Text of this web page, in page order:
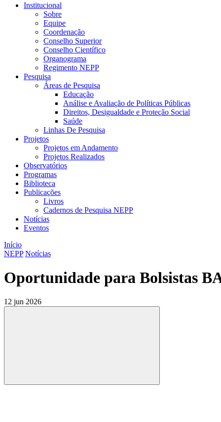
Institucional
Sobre
Equipe
Coordenação
Conselho Superior
Conselho Científico
Organograma
Regimento NEPP
Pesquisa
Áreas de Pesquisa
Educação
Análise e Avaliação de Políticas Públicas
Direitos, Desigualdade e Proteção Social
Saúde
Linhas De Pesquisa
Projetos
Projetos em Andamento
Projetos Realizados
Observatórios
Programas
Biblioteca
Publicações
Livros
Cadernos de Pesquisa NEPP
Notícias
Eventos
Início
NEPP Notícias
Oportunidade para Bolsistas
12 jun 2026
Compartilhar